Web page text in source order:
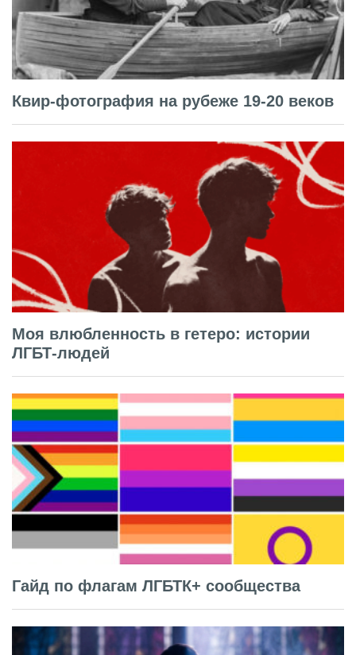
Квир-фотография на рубеже 19-20 веков
Моя влюбленность в гетеро: истории
ЛГБТ-людей
Гайд по флагам ЛГБТК+ сообщества